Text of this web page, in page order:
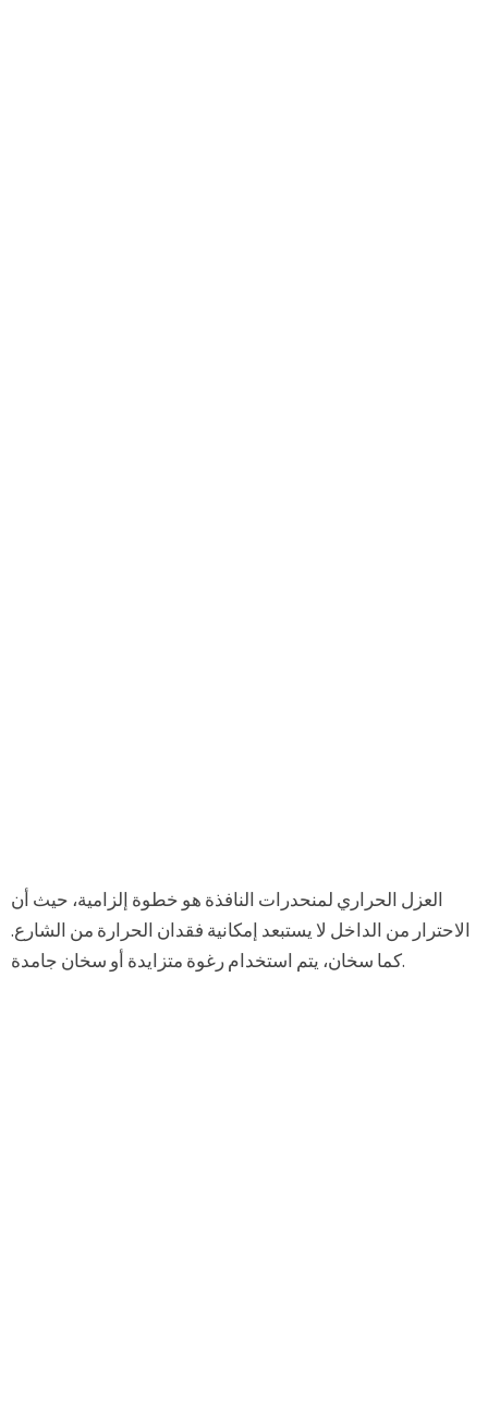
العزل الحراري لمنحدرات النافذة هو خطوة إلزامية، حيث أن
الاحترار من الداخل لا يستبعد إمكانية فقدان الحرارة من الشارع.
كما سخان، يتم استخدام رغوة متزايدة أو سخان جامدة.